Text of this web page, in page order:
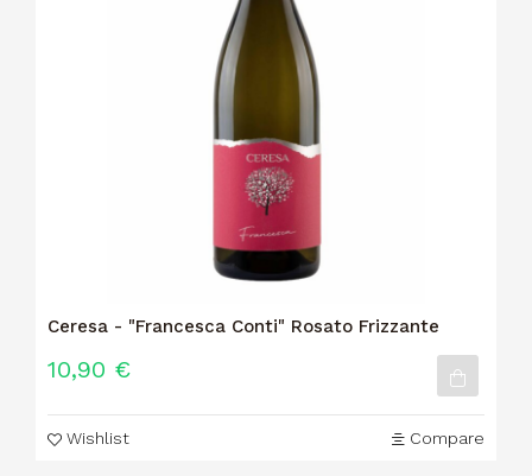
Ceresa - "Francesca Conti" Rosato Frizzante
10,90 €
Wishlist Compare